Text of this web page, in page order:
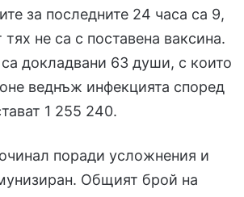
за последните 24 часа са 9,
тях не са с поставена ваксина.
докладвани 63 души, с които
веднъж инфекцията според
1 255 240.
поради усложнения и
Общият брой на